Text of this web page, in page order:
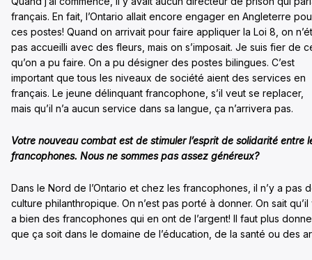
français. En fait, l’Ontario allait encore engager en Angleterre
ces postes! Quand on arrivait pour faire appliquer la Loi 8, on
pas accueilli avec des fleurs, mais on s’imposait. Je suis fier de
qu’on a pu faire. On a pu désigner des postes bilingues. C’est
important que tous les niveaux de société aient des services en
français. Le jeune délinquant francophone, s’il veut se replacer,
mais qu’il n’a aucun service dans sa langue, ça n’arrivera pas.
Votre nouveau combat est de stimuler l’esprit de solidarité entre
francophones. Nous ne sommes pas assez généreux?
Dans le Nord de l’Ontario et chez les francophones, il n’y a pas
culture philanthropique. On n’est pas porté à donner. On sait qu’il
a bien des francophones qui en ont de l’argent! Il faut plus
que ça soit dans le domaine de l’éducation, de la santé ou des